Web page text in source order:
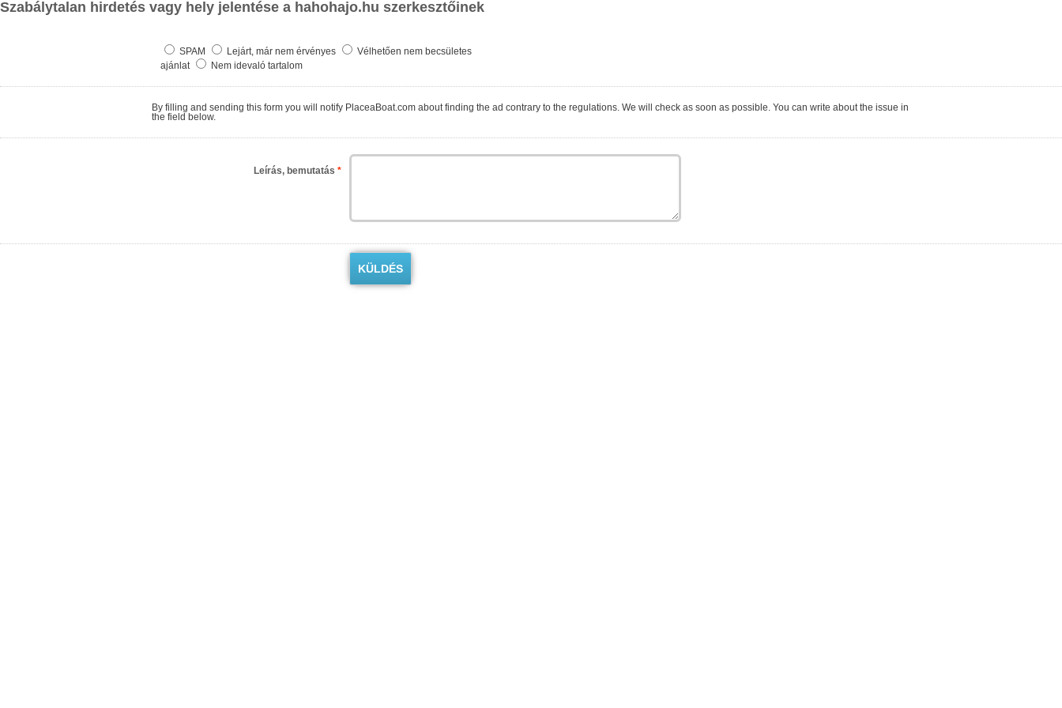
Szabálytalan hirdetés vagy hely jelentése a hahohajo.hu szerkesztőinek
SPAM Lejárt, már nem érvényes
Vélhetően nem becsületes
ajánlat
Nem idevaló tartalom
By filling and sending this form you will notify PlaceaBoat.com about finding the ad contrary to the regulations. We will check as soon as possible. You can write about the issue in
the field below.
Leírás, bemutatás *